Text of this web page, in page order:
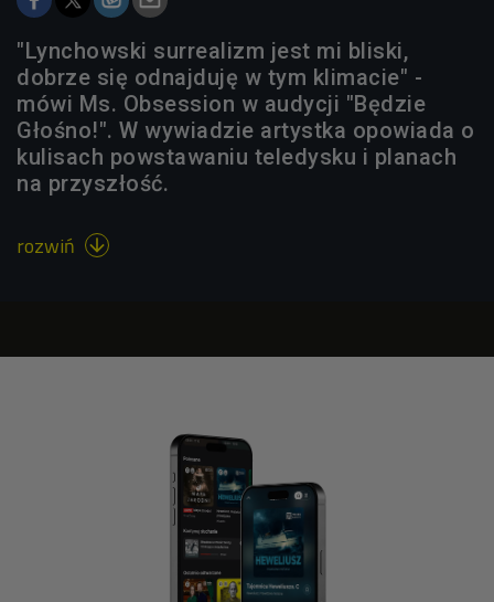
"Lynchowski surrealizm jest mi bliski,
dobrze się odnajduję w tym klimacie" -
mówi Ms. Obsession w audycji "Będzie
Głośno!". W wywiadzie artystka opowiada o
kulisach powstawaniu teledysku i planach
na przyszłość.
rozwiń 